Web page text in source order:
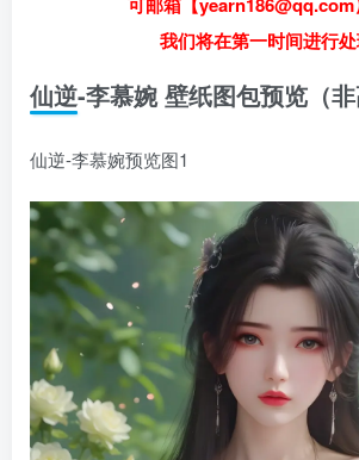
我们将在第一时间进行
仙逆-李慕婉 壁纸图包预览（非
仙逆-李慕婉预览图1